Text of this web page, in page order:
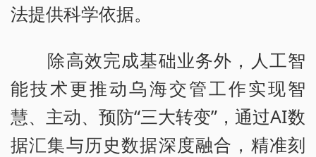
法提供科学依据。
除高效完成基础业务外，人工智
能技术更推动乌海交管工作实现智
慧、主动、预防“三大转变”，通过AI数
据汇集与历史数据深度融合，精准刻